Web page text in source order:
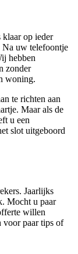
klaar op ieder
Na uw telefoontje
hebben
zonder
woning.
te richten aan
Maar als de
u een
slot uitgeboord
Jaarlijks
Mocht u paar
willen
voor paar tips of